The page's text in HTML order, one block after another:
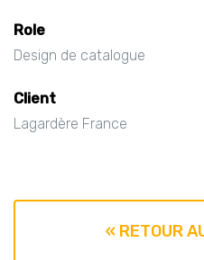
Role
Design de catalogue
Client
Lagardère France
« RETOUR